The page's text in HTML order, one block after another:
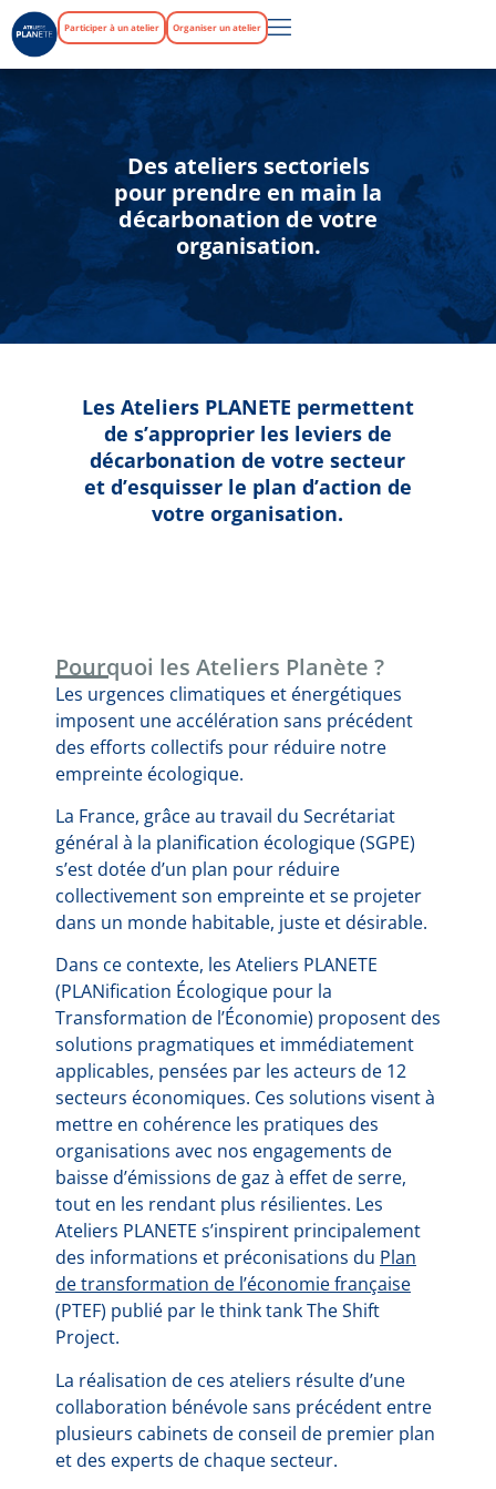
Participer à un atelier Organiser un atelier
Des ateliers sectoriels
pour prendre en main la
décarbonation de votre
organisation.
Les Ateliers PLANETE permettent
de s’approprier les leviers de
décarbonation de votre secteur
et d’esquisser le plan d’action de
votre organisation.
Pourquoi les Ateliers Planète ?
Les urgences climatiques et énergétiques
imposent une accélération sans précédent
des efforts collectifs pour réduire notre
empreinte écologique.
La France, grâce au travail du Secrétariat
général à la planification écologique (SGPE)
s’est dotée d’un plan pour réduire
collectivement son empreinte et se projeter
dans un monde habitable, juste et désirable.
Dans ce contexte, les Ateliers PLANETE
(PLANification Écologique pour la
Transformation de l’Économie) proposent des
solutions pragmatiques et immédiatement
applicables, pensées par les acteurs de 12
secteurs économiques. Ces solutions visent à
mettre en cohérence les pratiques des
organisations avec nos engagements de
baisse d’émissions de gaz à effet de serre,
tout en les rendant plus résilientes. Les
Ateliers PLANETE s’inspirent principalement
des informations et préconisations du Plan
de transformation de l’économie française
(PTEF) publié par le think tank The Shift
Project.
La réalisation de ces ateliers résulte d’une
collaboration bénévole sans précédent entre
plusieurs cabinets de conseil de premier plan
et des experts de chaque secteur.